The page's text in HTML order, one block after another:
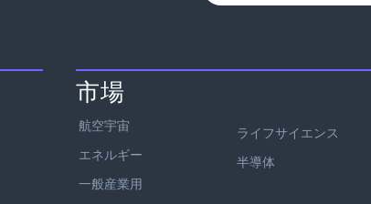
市場
航空宇宙
エネルギー
一般産業用
ライフサイエンス
半導体